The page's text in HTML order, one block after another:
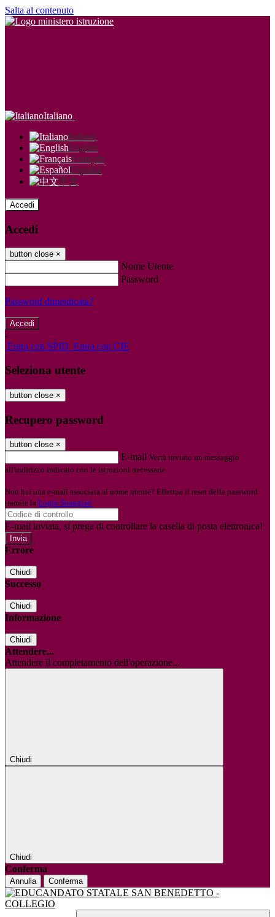
Salta al contenuto
Italiano
Italiano
English
Français
Español
中文
Accedi
Accedi
button close ×
Nome Utente
Password
Password dimenticata?
-
Entra con SPID Entra con CIE
Seleziona utente
button close ×
Recupero password
button close ×
E-mail Verrà inviato un messaggio
all'indirizzo indicato con le istruzioni necessarie.
Non hai una e-mail associata al nome utente? Effettua il reset della password
tramite la Login Spaggiari
E-mail inviata, si prega di controllare la casella di posta elettronica!
Errore
Chiudi
Successo
Chiudi
Informazione
Chiudi
Attendere...
Attendere il completamento dell'operazione...
Chiudi
Chiudi
Conferma
Annulla Conferma